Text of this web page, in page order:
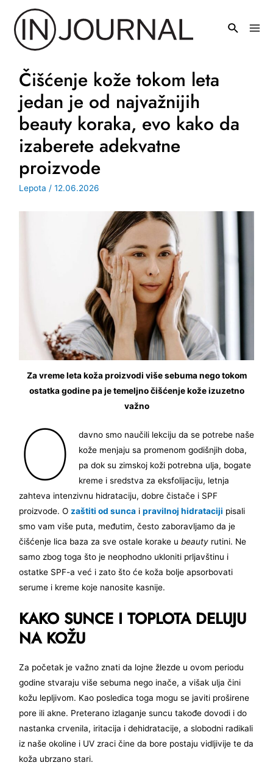
sadržaj
Čišćenje kože tokom leta
jedan je od najvažnijih
beauty koraka, evo kako da
izaberete adekvatne
proizvode
Lepota /12.06.2026
Za vreme leta koža proizvodi više sebuma nego tokom
ostatka godine pa je temeljno čišćenje kože izuzetno
važno
O
davno smo naučili lekciju da se potrebe naše
kože menjaju sa promenom godišnjih doba,
pa dok su zimskoj koži potrebna ulja, bogate
kreme i sredstva za eksfolijaciju, letnja
zahteva intenzivnu hidrataciju, dobre čistače i SPF
proizvode. O zaštiti od sunca ipravilnoj hidrataciji pisali
smo vam više puta, međutim, često zaboravljamo da je
čišćenje lica baza za sve ostale korake ubeauty rutini. Ne
samo zbog toga što je neophodno ukloniti prljavštinu i
ostatke SPF-a već i zato što će koža bolje apsorbovati
serume i kreme koje nanosite kasnije.
KAKO SUNCE I TOPLOTA DELUJU
NA KOŽU
Za početak je važno znati da lojne žlezde u ovom periodu
godine stvaraju više sebuma nego inače, a višak ulja čini
kožu lepljivom. Kao posledica toga mogu se javiti proširene
pore ili akne. Preterano izlaganje suncu takođe dovodi i do
nastanka crvenila, iritacija i dehidratacije, a slobodni radikali
iz naše okoline i UV zraci čine da bore postaju vidljivije te da
koža ubrzano stari.